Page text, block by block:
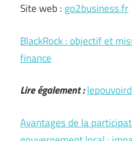
Site web : go2business.fr
BlackRock : objectif et
finance
Lire également :
Avantages de la